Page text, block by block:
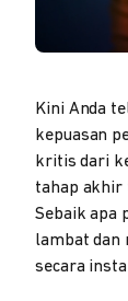
Kini Anda
kepuasan
kritis dari
tahap akhir
Sebaik apa
lambat dan
secara